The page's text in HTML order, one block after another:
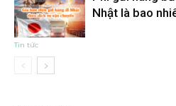
Tin tức
Nhật là bao